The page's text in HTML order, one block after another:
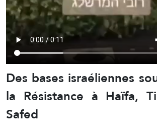
Des bases israéliennes
la Résistance à Haïfa,
Safed